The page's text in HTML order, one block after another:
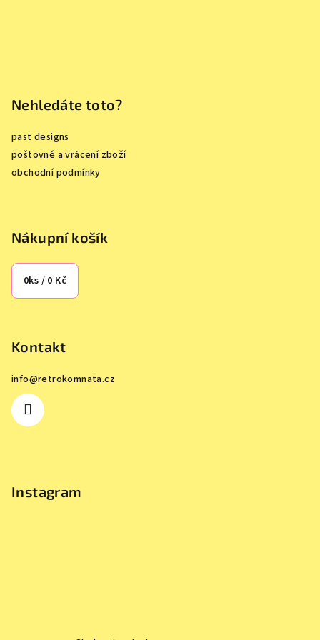
Nehledáte toto?
past designs
poštovné a vrácení zboží
obchodní podmínky
Nákupní košík
0ks / 0 Kč
Kontakt
info@retrokomnata.cz
Instagram